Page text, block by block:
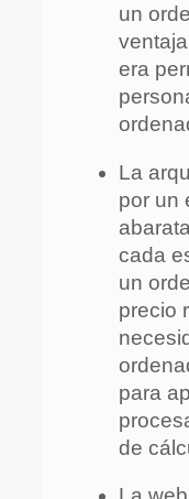
un
era
La
por un
cada
un
precio
para
de